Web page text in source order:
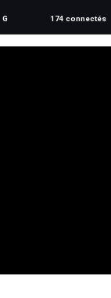
G 174 connectés